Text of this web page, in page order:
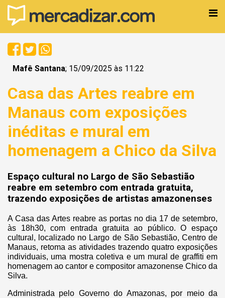
Mafê Santana; 15/09/2025 às 11:22
Casa das Artes reabre em
Manaus com exposições
inéditas e mural em
homenagem a Chico da Silva
Espaço cultural no Largo de São Sebastião
reabre em setembro com entrada gratuita,
trazendo exposições de artistas amazonenses
A Casa das Artes reabre as portas no dia 17 de setembro,
às 18h30, com entrada gratuita ao público. O espaço
cultural, localizado no Largo de São Sebastião, Centro de
Manaus, retoma as atividades trazendo quatro exposições
individuais, uma mostra coletiva e um mural de graffiti em
homenagem ao cantor e compositor amazonense Chico da
Silva.
Administrada pelo Governo do Amazonas, por meio da